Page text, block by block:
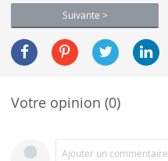
Suivante >
Votre opinion (0)
Ajouter un commentaire